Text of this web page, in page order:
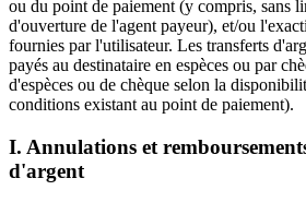
ou du point de paiement (y compris, sans
d'ouverture de l'agent payeur), et/ou
fournies par l'utilisateur. Les transferts
payés au destinataire en espèces ou par
d'espèces ou de chèque selon la
conditions existant au point de paiement).
I. Annulations et
d'argent